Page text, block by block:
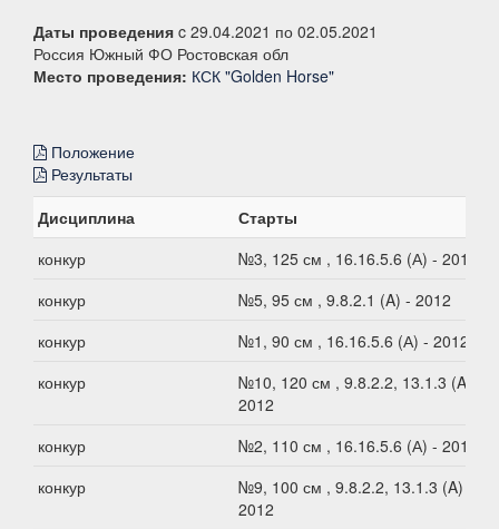
Даты проведения c 29.04.2021 по 02.05.2021
Россия Южный ФО Ростовская обл
Место проведения: КСК "Golden Horse"
Положение
Результаты
Дисциплина
Старты
конкур
№3, 125 см , 16.16.5.6 (А) - 2012
конкур
№5, 95 см , 9.8.2.1 (A) - 2012
конкур
№1, 90 см , 16.16.5.6 (А) - 2012
конкур
№10, 120 см , 9.8.2.2, 13.1.3 (A) -
2012
конкур
№2, 110 см , 16.16.5.6 (А) - 2012
конкур
№9, 100 см , 9.8.2.2, 13.1.3 (A) -
2012